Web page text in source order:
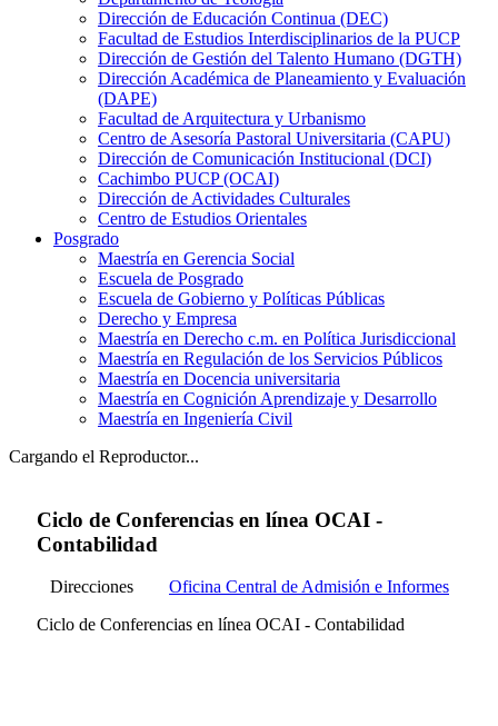
Dirección de Educación Continua (DEC)
Facultad de Estudios Interdisciplinarios de la PUCP
Dirección de Gestión del Talento Humano (DGTH)
Dirección Académica de Planeamiento y Evaluación
(DAPE)
Facultad de Arquitectura y Urbanismo
Centro de Asesoría Pastoral Universitaria (CAPU)
Dirección de Comunicación Institucional (DCI)
Cachimbo PUCP (OCAI)
Dirección de Actividades Culturales
Centro de Estudios Orientales
Posgrado
Maestría en Gerencia Social
Escuela de Posgrado
Escuela de Gobierno y Políticas Públicas
Derecho y Empresa
Maestría en Derecho c.m. en Política Jurisdiccional
Maestría en Regulación de los Servicios Públicos
Maestría en Docencia universitaria
Maestría en Cognición Aprendizaje y Desarrollo
Maestría en Ingeniería Civil
Cargando el Reproductor...
Ciclo de Conferencias en línea OCAI -
Contabilidad
Direcciones
Oficina Central de Admisión e Informes
Ciclo de Conferencias en línea OCAI - Contabilidad